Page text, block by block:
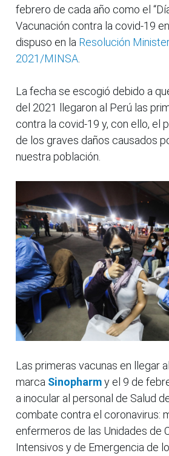
febrero de cada año como el
Vacunación contra la covid-19
dispuso en la Resolución
2021/MINSA
La fecha se escogió debido a
del 2021 llegaron al Perú las
contra la covid-19 y, con ello, el
de los graves daños causados
nuestra población.
Las primeras vacunas en llegar
marca Sinopharmy el 9 de
a inocular al personal de Salud
combate contra el coronavirus:
enfermeros de las Unidades de
Intensivos y de Emergencia de